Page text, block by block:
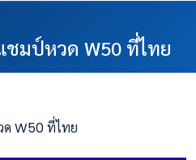
ชมป์หวด W50 ที่ไทย